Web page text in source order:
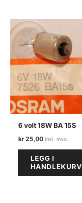
6 volt 18W BA 15S
kr 25,00
LEGG I
HANDLEKURV